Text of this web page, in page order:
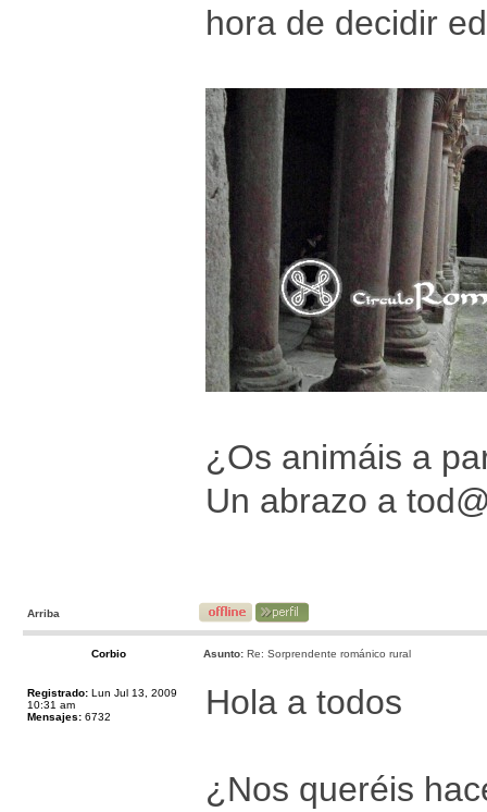
hora de decidir
¿Os animáis a
Un abrazo a
Arriba
Corbio Asunto: Re: Sorprendente románico rural
Registrado: Lun Jul 13, 2009
10:31 am
Mensajes: 6732 Hola a todos
¿Nos queréis